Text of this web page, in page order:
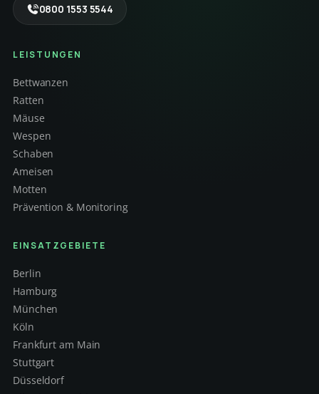
0800 1553 5544
LEISTUNGEN
Bettwanzen
Ratten
Mäuse
Wespen
Schaben
Ameisen
Motten
Prävention & Monitoring
EINSATZGEBIETE
Berlin
Hamburg
München
Köln
Frankfurt am Main
Stuttgart
Düsseldorf